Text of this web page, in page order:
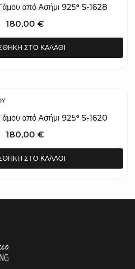
από Ασήμι 925° S-1628
180,00 €
ΣΤΟ ΚΑΛΆΘΙ
από Ασήμι 925° S-1620
180,00 €
ΣΤΟ ΚΑΛΆΘΙ